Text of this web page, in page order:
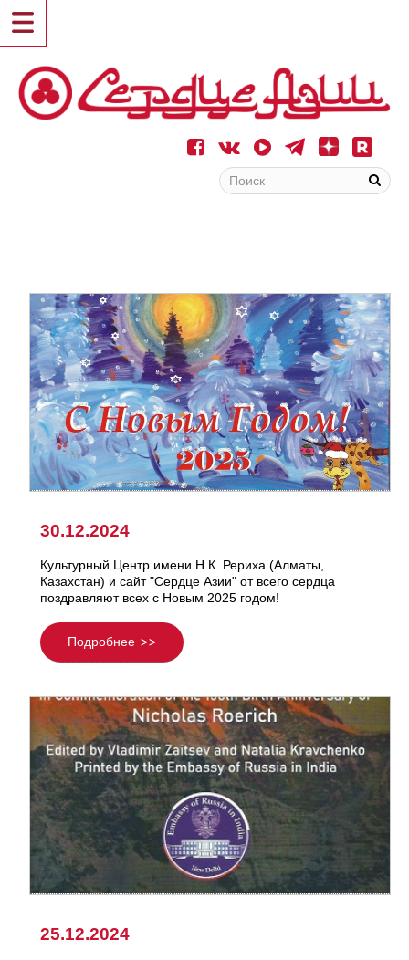
30.12.2024
Культурный Центр имени Н.К. Рериха (Алматы,
Казахстан) и сайт "Сердце Азии" от всего сердца
поздравляют всех с Новым 2025 годом!
Подробнее
25.12.2024